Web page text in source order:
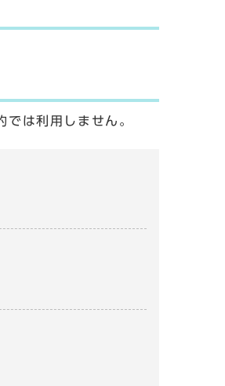
は利用しません。